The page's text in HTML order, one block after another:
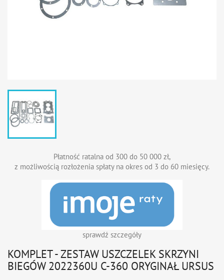
Płatność ratalna od 300 do 50 000 zł,
z możliwością rozłożenia spłaty na okres od 3 do 60 miesięcy.
sprawdź szczegóły
KOMPLET - ZESTAW USZCZELEK SKRZYNI
BIEGÓW 2022360U C-360 ORYGINAŁ URSUS